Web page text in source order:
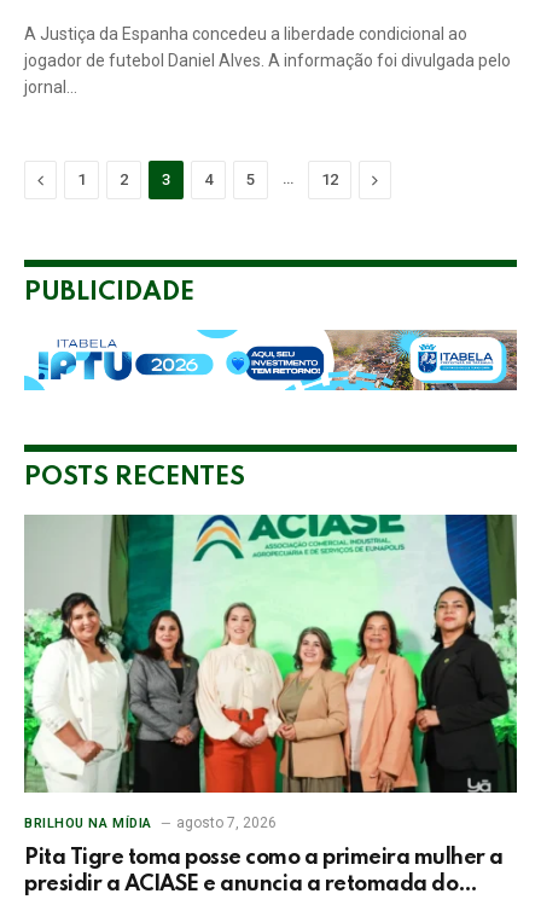
A Justiça da Espanha concedeu a liberdade condicional ao
jogador de futebol Daniel Alves. A informação foi divulgada pelo
jornal…
Previous
1 2 3 4 5 … 12 Next
PUBLICIDADE
POSTS RECENTES
BRILHOU NA MÍDIA agosto 7, 2026
Pita Tigre toma posse como a primeira mulher a
presidir a ACIASE e anuncia a retomada do